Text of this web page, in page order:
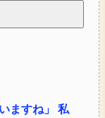
ますね」 私